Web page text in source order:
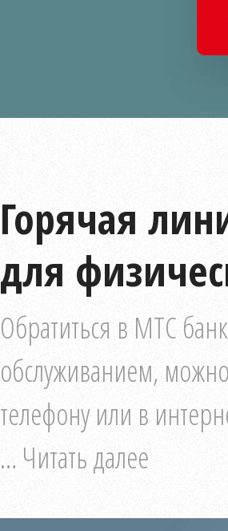
Горячая
для
Обратиться в МТС
обслуживанием,
телефону или в
… Читать далее